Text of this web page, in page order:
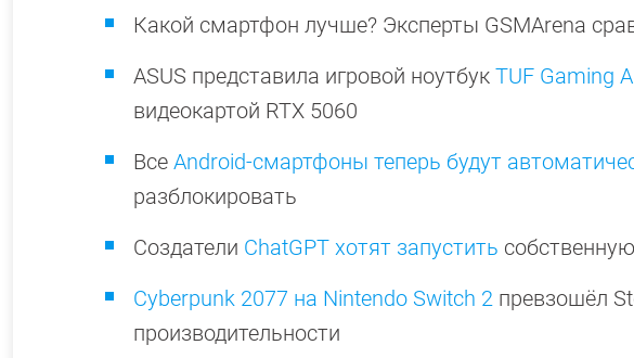
Какой смартфон лучше? Эксперты GSMArena
ASUS представила игровой ноутбук TUF Gaming
видеокартой RTX 5060
Все Android-смартфоны теперь будут
разблокировать
Создатели ChatGPT хотят запустить
Cyberpunk 2077 на Nintendo Switch 2 превзошёл
производительности